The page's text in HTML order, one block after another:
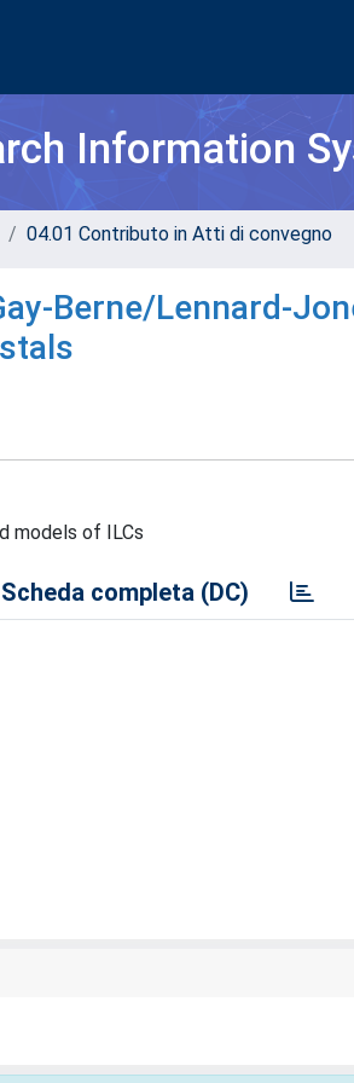
Information
04.01 Contributo in Atti di convegno
Berne/Lennard-
models of ILCs
Scheda completa (DC)